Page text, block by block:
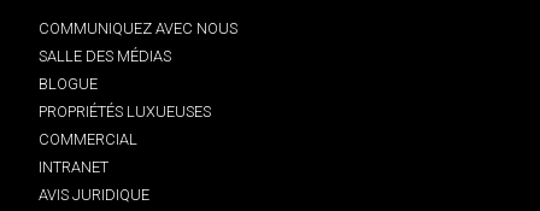
COMMUNIQUEZ AVEC NOUS
SALLE DES MÉDIAS
BLOGUE
PROPRIÉTÉS LUXUEUSES
COMMERCIAL
INTRANET
AVIS JURIDIQUE